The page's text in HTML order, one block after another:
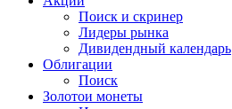
Поиск и скринер
Лидеры рынка
Дивидендный календарь
Облигации
Поиск
Золотои монеты